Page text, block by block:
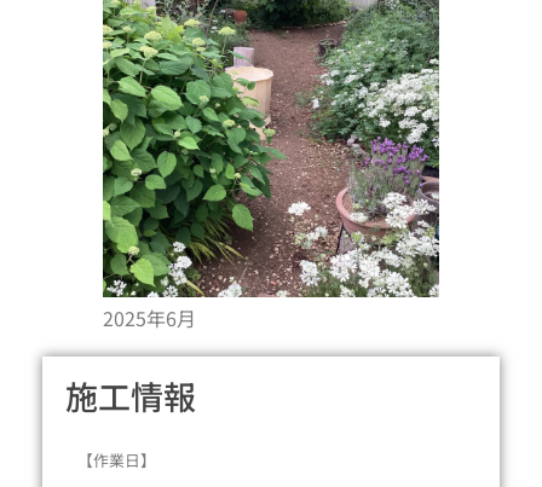
2025年6月
施工情報
【作業日】